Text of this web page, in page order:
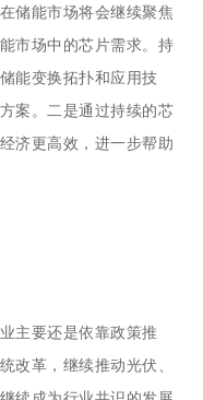
储能市场将会继续聚焦
市场中的芯片需求。持
能变换拓扑和应用技
案。二是通过持续的芯
济更高效，进一步帮助
主要还是依靠政策推
改革，继续推动光伏、